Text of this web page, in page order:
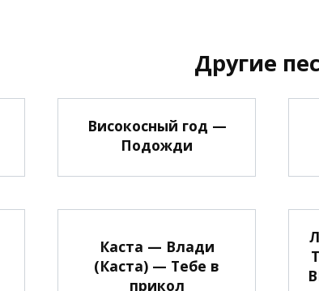
Другие
Високосный год —
Подожди
Каста — Влади
(Каста) — Тебе в
прикол